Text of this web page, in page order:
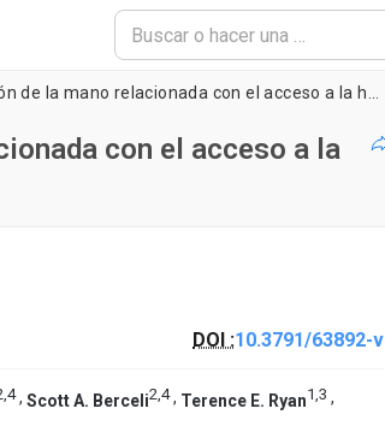
con el acceso a la
DOI :10.3791/63892-v
,4, Scott A. Berceli2,4, Terence E. Ryan1,3 ,